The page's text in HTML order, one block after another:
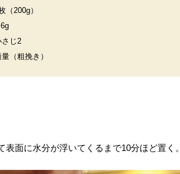
（200g）
さじ2
（粗挽き）
面に水分が浮いてくるまで10分ほど置く。